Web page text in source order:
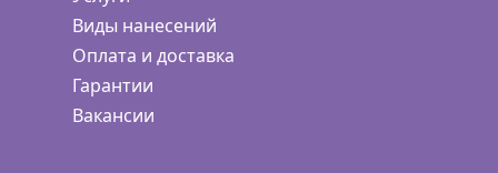
Виды нанесений
Оплата и доставка
Гарантии
Вакансии